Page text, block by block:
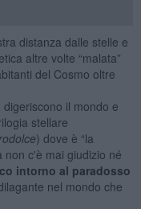
distanza dalle stelle e
altre volte “malata”
del Cosmo oltre
il mondo e
stellare
) dove è “la
non c'è mai giudizio né
intorno al paradosso
nel mondo che